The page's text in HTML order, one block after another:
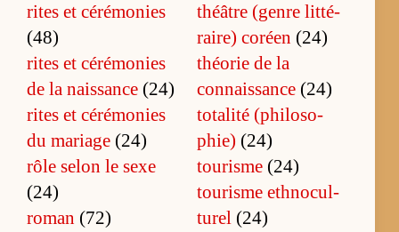
rites et cé­ré­mo­nies
(48)
rites et cé­ré­mo­nies
de la nais­sance (24)
rites et cé­ré­mo­nies
du ma­riage (24)
rôle se­lon le sexe
(24)
roman (72)
théâtre (genre lit­té­
rai­re) co­réen (24)
théo­rie de la
connais­sance (24)
to­ta­lité (phi­lo­so­
phie) (24)
tourisme (24)
tou­risme eth­no­cul­
tu­rel (24)